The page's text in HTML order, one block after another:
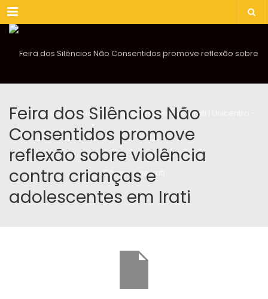
Menu
Feira dos Silêncios Não
Consentidos promove
reflexão sobre violência
contra crianças e
adolescentes em Irati